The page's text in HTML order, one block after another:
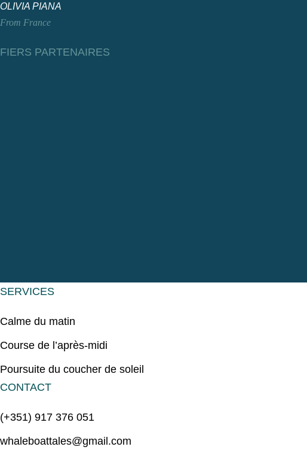
OLIVIA PIANA
From France
FIERS PARTENAIRES
SERVICES
Calme du matin
Course de l’après-midi
Poursuite du coucher de soleil
CONTACT
(+351) 917 376 051
whaleboattales@gmail.com